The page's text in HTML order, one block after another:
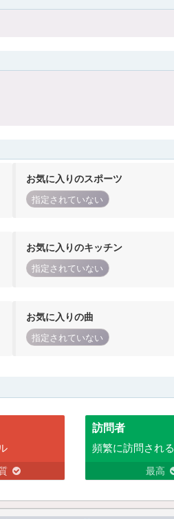
お気に入りのスポーツ
指定されていない
お気に入りのキッチン
指定されていない
お気に入りの曲
指定されていない
訪問者
頻繁に訪問される
最高